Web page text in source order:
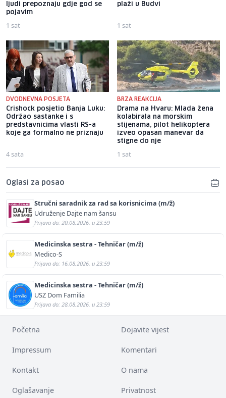
ljudi prepoznaju gdje god se
pojavim
1 sat
plaži u Budvi
1 sat
DVODNEVNA POSJETA
Crishock posjetio Banja Luku:
Održao sastanke i s
predstavnicima vlasti RS-a
koje ga formalno ne priznaju
4 sata
BRZA REAKCIJA
Drama na Hvaru: Mlada žena
kolabirala na morskim
stijenama, pilot helikoptera
izveo opasan manevar da
stigne do nje
1 sat
Oglasi za posao
Stručni saradnik za rad sa korisnicima (m/ž)
Udruženje Dajte nam šansu
Prijava do: 20.08.2026. u 23:59
Medicinska sestra - Tehničar (m/ž)
Medico-S
Prijava do: 16.08.2026. u 23:59
Medicinska sestra - Tehničar (m/ž)
USZ Dom Familia
Prijava do: 28.08.2026. u 23:59
Početna Dojavite vijest
Impressum Komentari
Kontakt O nama
Oglašavanje Privatnost